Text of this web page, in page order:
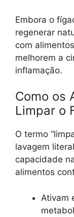
Embora o
regenerar
com
melhorem a
inflamação.
Como os
Limpar o
O termo
lavagem
capacidade
alimentos
Ativam